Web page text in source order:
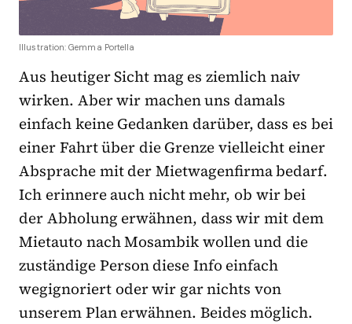
Illustration: Gemma Portella
Aus heutiger Sicht mag es ziemlich naiv
wirken. Aber wir machen uns damals
einfach keine Gedanken darüber, dass es bei
einer Fahrt über die Grenze vielleicht einer
Absprache mit der Mietwagenfirma bedarf.
Ich erinnere auch nicht mehr, ob wir bei
der Abholung erwähnen, dass wir mit dem
Mietauto nach Mosambik wollen und die
zuständige Person diese Info einfach
wegignoriert oder wir gar nichts von
unserem Plan erwähnen. Beides möglich.